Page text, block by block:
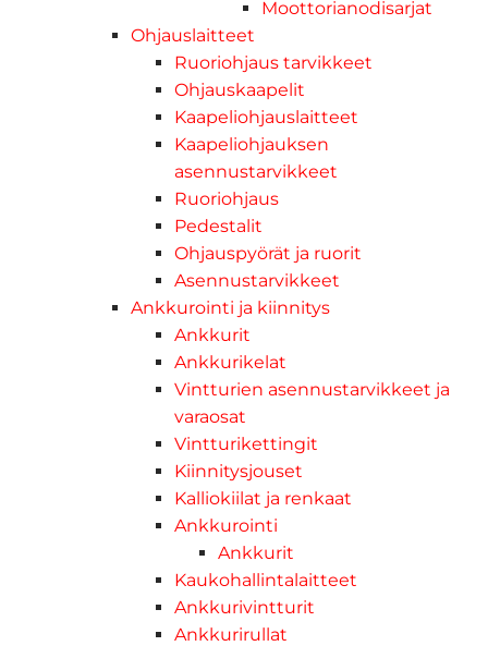
Moottorianodisarjat
Ohjauslaitteet
Ruoriohjaus tarvikkeet
Ohjauskaapelit
Kaapeliohjauslaitteet
Kaapeliohjauksen
asennustarvikkeet
Ruoriohjaus
Pedestalit
Ohjauspyörät ja ruorit
Asennustarvikkeet
Ankkurointi ja kiinnitys
Ankkurit
Ankkurikelat
Vintturien asennustarvikkeet ja
varaosat
Vintturikettingit
Kiinnitysjouset
Kalliokiilat ja renkaat
Ankkurointi
Ankkurit
Kaukohallintalaitteet
Ankkurivintturit
Ankkurirullat